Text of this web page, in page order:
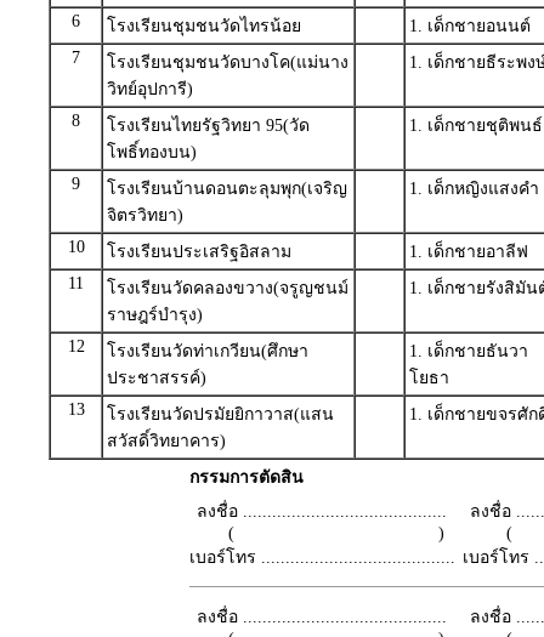
6 โรงเรียนชุมชนวัดไทรน้อย
1. เด็กชายอนน
7
โรงเรียนชุมชนวัดบางโค(แม่นาง
วิทย์อุปการี)
1. เด็กชายธีระ
8
โรงเรียนไทยรัฐวิทยา 95(วัด
โพธิ์ทองบน)
1. เด็กชายชุติพ
9
โรงเรียนบ้านดอนตะลุมพุก(เจริญ
จิตรวิทยา)
1. เด็กหญิงแสง
10 โรงเรียนประเสริฐอิสลาม
1. เด็กชายอาลี
11
โรงเรียนวัดคลองขวาง(จรูญชนม์
ราษฎร์บำรุง)
1. เด็กชายรังสิมั
12
โรงเรียนวัดท่าเกวียน(ศึกษา
ประชาสรรค์)
1. เด็กชายธันว
โยธา
13
โรงเรียนวัดปรมัยยิกาวาส(แสน
สวัสดิ์วิทยาคาร)
1. เด็กชายขจร
กรรมการตัดสิน
ลงชื่อ ..........................................
( )
เบอร์โทร ........................................
ลงชื่อ
เบอร์โทร
ลงชื่อ ..........................................
ลงชื่อ